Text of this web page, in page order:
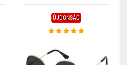
ÚJDONSÁG